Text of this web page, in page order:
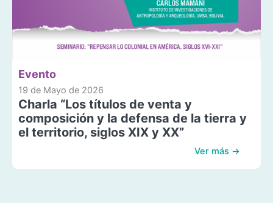
Evento
19 de Mayo de 2026
Charla “Los títulos de venta y
composición y la defensa de la tierra y
el territorio, siglos XIX y XX”
Ver más →